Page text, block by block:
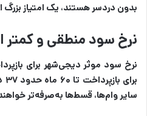
بدون دردسر هستند، یک امتیاز
نرخ سود منطقی و کمتر
سایر وام‌ها، قسط‌ها به‌صرفه‌تر